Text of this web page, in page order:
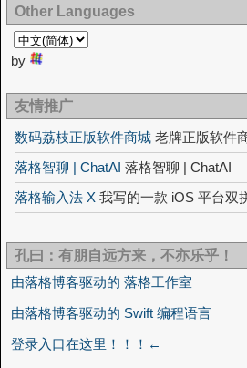
Other Languages
by
友情推广
数码荔枝正版软件商城 老牌正版软件
落格智聊 | ChatAI 落格智聊 | ChatAI
落格输入法 X 我写的一款 iOS 平台双
孔曰：有朋自远方来，不亦乐乎！
由落格博客驱动的 落格工作室
由落格博客驱动的 Swift 编程语言
登录入口在这里！！！←